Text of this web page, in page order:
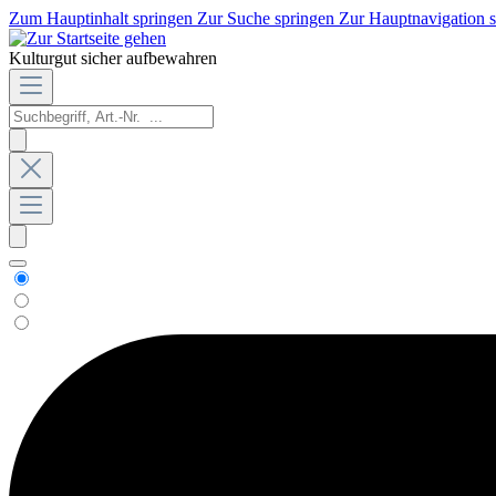
Zum Hauptinhalt springen Zur Suche springen Zur Hauptnavigation
Kulturgut sicher aufbewahren